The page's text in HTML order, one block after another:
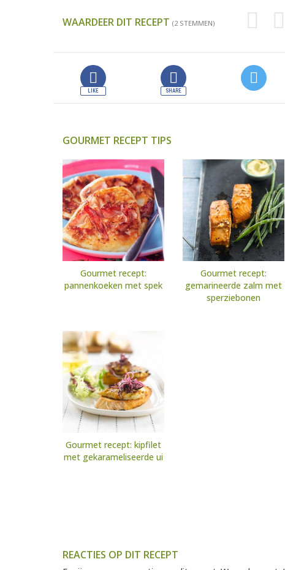
WAARDEER DIT RECEPT (2 STEMMEN)
GOURMET RECEPT TIPS
Gourmet recept:
pannenkoeken met spek
Gourmet recept:
gemarineerde zalm met
sperziebonen
Gourmet recept: kipfilet
met gekarameliseerde ui
REACTIES OP DIT RECEPT